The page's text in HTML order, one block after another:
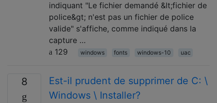
indiquant "Le fichier demandé &lt;fichier de
police&gt; n'est pas un fichier de police
valide" s'affiche, comme indiqué dans la
capture …
129
windows fonts windows-10 uac
8
Est-il prudent de supprimer de C: \
Windows \ Installer?